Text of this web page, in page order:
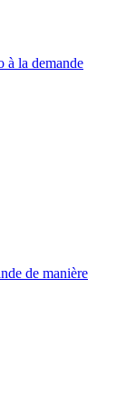
à la demande
de manière